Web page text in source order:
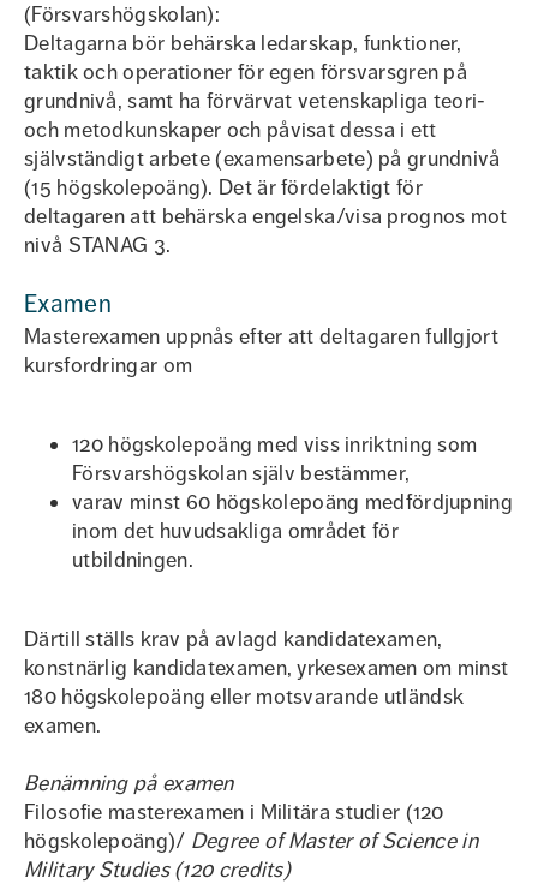
(Försvarshögskolan):
Deltagarna bör behärska ledarskap, funktioner,
taktik och operationer för egen försvarsgren på
grundnivå, samt ha förvärvat vetenskapliga teori-
och metodkunskaper och påvisat dessa i ett
självständigt arbete (examensarbete) på grundnivå
(15 högskolepoäng). Det är fördelaktigt för
deltagaren att behärska engelska/visa prognos mot
nivå STANAG 3.
Examen
Masterexamen uppnås efter att deltagaren fullgjort
kursfordringar om
120 högskolepoäng med viss inriktning som
Försvarshögskolan själv bestämmer,
varav minst 60 högskolepoäng medfördjupning
inom det huvudsakliga området för
utbildningen.
Därtill ställs krav på avlagd kandidatexamen,
konstnärlig kandidatexamen, yrkesexamen om minst
180 högskolepoäng eller motsvarande utländsk
examen.
Benämning på examen
Filosofie masterexamen i Militära studier (120
högskolepoäng)/ Degree of Master of Science in
Military Studies (120 credits)